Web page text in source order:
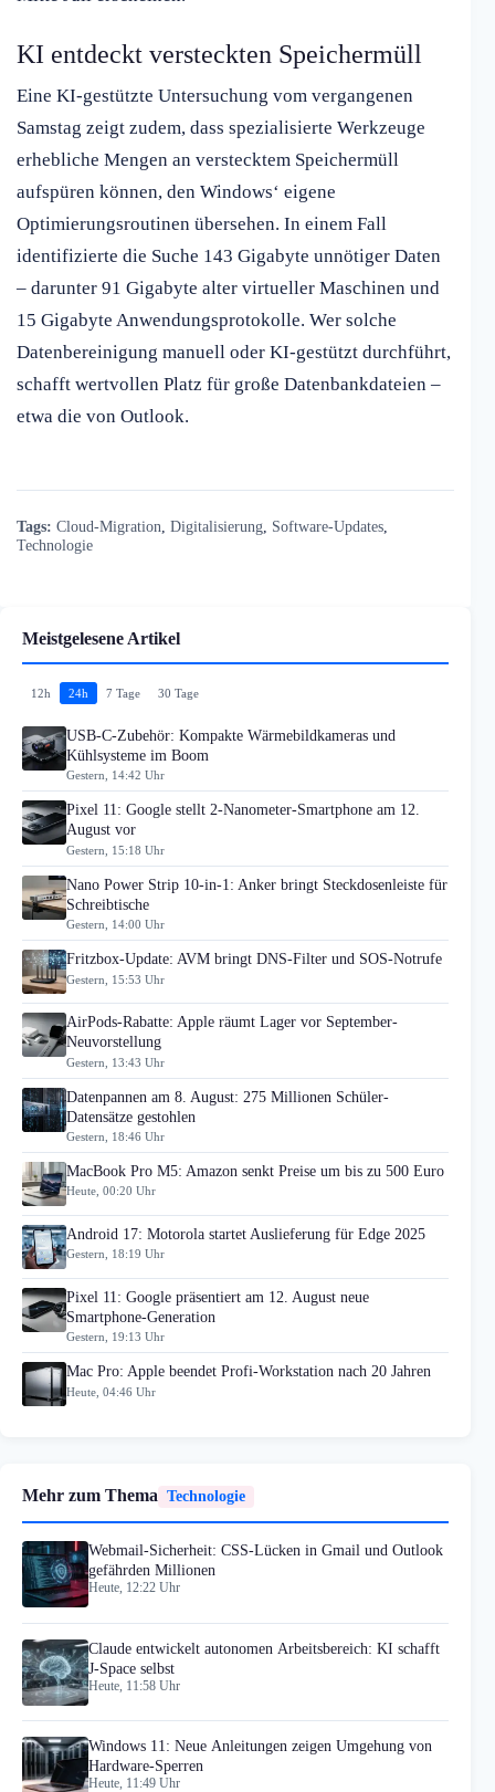
KI entdeckt versteckten Speichermüll
Eine KI-gestützte Untersuchung vom vergangenen
Samstag zeigt zudem, dass spezialisierte Werkzeuge
erhebliche Mengen an verstecktem Speichermüll
aufspüren können, den Windows‘ eigene
Optimierungsroutinen übersehen. In einem Fall
identifizierte die Suche 143 Gigabyte unnötiger Daten
– darunter 91 Gigabyte alter virtueller Maschinen und
15 Gigabyte Anwendungsprotokolle. Wer solche
Datenbereinigung manuell oder KI-gestützt durchführt,
schafft wertvollen Platz für große Datenbankdateien –
etwa die von Outlook.
Tags: Cloud-Migration Digitalisierung Software-Updates
Technologie
Meistgelesene Artikel
12h 24h 7 Tage 30 Tage
USB-C-Zubehör: Kompakte Wärmebildkameras und
Kühlsysteme im Boom
Gestern, 14:42 Uhr
Pixel 11: Google stellt 2-Nanometer-Smartphone am 12.
August vor
Gestern, 15:18 Uhr
Nano Power Strip 10-in-1: Anker bringt Steckdosenleiste für
Schreibtische
Gestern, 14:00 Uhr
Fritzbox-Update: AVM bringt DNS-Filter und SOS-Notrufe
Gestern, 15:53 Uhr
AirPods-Rabatte: Apple räumt Lager vor September-
Neuvorstellung
Gestern, 13:43 Uhr
Datenpannen am 8. August: 275 Millionen Schüler-
Datensätze gestohlen
Gestern, 18:46 Uhr
MacBook Pro M5: Amazon senkt Preise um bis zu 500 Euro
Heute, 00:20 Uhr
Android 17: Motorola startet Auslieferung für Edge 2025
Gestern, 18:19 Uhr
Pixel 11: Google präsentiert am 12. August neue
Smartphone-Generation
Gestern, 19:13 Uhr
Mac Pro: Apple beendet Profi-Workstation nach 20 Jahren
Heute, 04:46 Uhr
Mehr zum Thema Technologie
Webmail-Sicherheit: CSS-Lücken in Gmail und Outlook
gefährden Millionen
Heute, 12:22 Uhr
Claude entwickelt autonomen Arbeitsbereich: KI schafft
J-Space selbst
Heute, 11:58 Uhr
Windows 11: Neue Anleitungen zeigen Umgehung von
Hardware-Sperren
Heute, 11:49 Uhr